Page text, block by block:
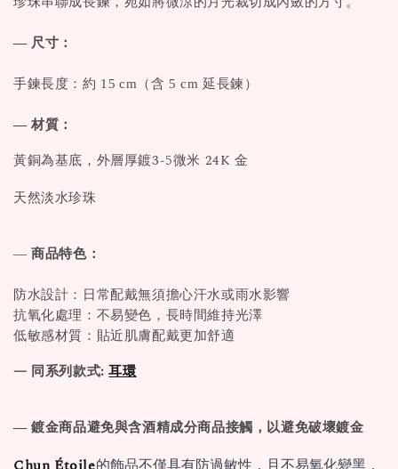
— 尺寸：
手鍊長度：約 15 cm（含 5 cm 延長鍊）
— 材質：
黃銅為基底，外層厚鍍3-5微米 24K 金
天然淡水珍珠
—商品特色：
防水設計：日常配戴無須擔心汗水或雨水影響
抗氧化處理：不易變色，長時間維持光澤
低敏感材質：貼近肌膚配戴更加舒適
— 同系列款式:耳環
— 鍍金商品避免與含酒精成分商品接觸，以避免破壞鍍金
的飾品不僅具有防過敏性，且不易氧化變黑，